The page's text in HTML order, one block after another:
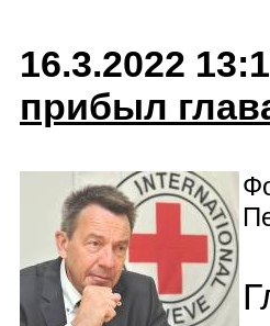
16.3.2022
прибыл